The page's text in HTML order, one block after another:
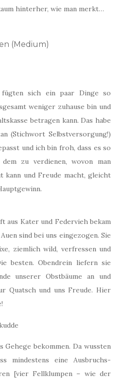
hinterher, wie man merkt…
sich ein paar Dinge so
weniger zuhause bin und
betragen kann. Das habe
(Stichwort Selbstversorgung!)
und ich bin froh, dass es so
zu verdienen, wovon man
kann und Freude macht, gleicht
aus Kater und Federvieh bekam
sind bei uns eingezogen. Sie
ziemlich wild, verfressen und
besten. Obendrein liefern sie
unserer Obstbäume an und
Quatsch und uns Freude. Hier
Gehege bekommen. Da wussten
mindestens eine Ausbruchs-
[vier Fellklumpen – wie der